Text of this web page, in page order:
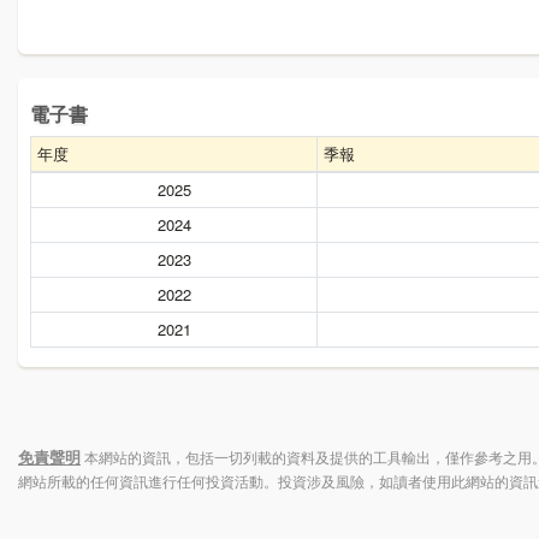
電子書
年度
季報
2025
2024
2023
2022
2021
免責聲明本網站的資訊，包括一切列載的資料及提供的工具輸出，僅作參考之
網站所載的任何資訊進行任何投資活動。投資涉及風險，如讀者使用此網站的資